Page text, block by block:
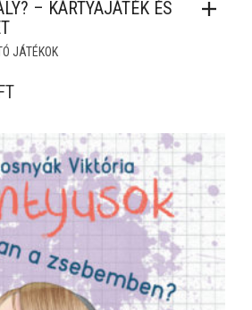
– KÁRTYAJÁTÉK ÉS
JÁTÉKOK
PRICE WAS: 2 999 FT.
CURRENT PRICE IS: 2 499 FT.